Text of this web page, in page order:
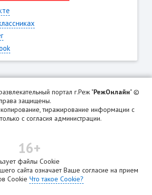
портал г.Реж "РежОнлайн" ©
защищены.
тиражирование информации с
с согласия администрации.
16+
файлы Cookie
сайта означает Ваше согласие на прием
Cookie Что такое Cookie?